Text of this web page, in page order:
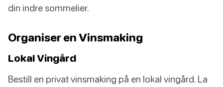
din indre sommelier.
Organiser en Vinsmaking
Lokal Vingård
Bestill en privat vinsmaking på en lokal vingård. La